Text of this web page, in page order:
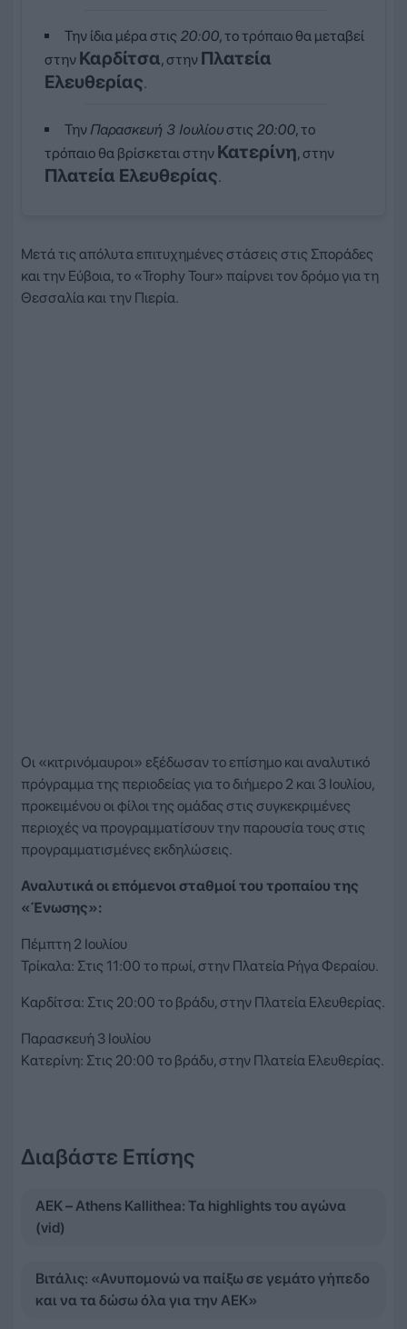
Την ίδια μέρα στις 20:00, το τρόπαιο θα μεταβεί
στην Καρδίτσα, στην Πλατεία
Ελευθερίας.
Την Παρασκευή 3 Ιουλίουστις 20:00, το
τρόπαιο θα βρίσκεται στην Κατερίνη, στην
Πλατεία Ελευθερίας.
Μετά τις απόλυτα επιτυχημένες στάσεις στις Σποράδες
και την Εύβοια, το «Trophy Tour» παίρνει τον δρόμο για τη
Θεσσαλία και την Πιερία.
Οι «κιτρινόμαυροι» εξέδωσαν το επίσημο και αναλυτικό
πρόγραμμα της περιοδείας για το διήμερο 2 και 3 Ιουλίου,
προκειμένου οι φίλοι της ομάδας στις συγκεκριμένες
περιοχές να προγραμματίσουν την παρουσία τους στις
προγραμματισμένες εκδηλώσεις.
Αναλυτικά οι επόμενοι σταθμοί του τροπαίου της
«Ένωσης»:
Πέμπτη 2 Ιουλίου
Τρίκαλα: Στις 11:00 το πρωί, στην Πλατεία Ρήγα Φεραίου.
Καρδίτσα: Στις 20:00 το βράδυ, στην Πλατεία Ελευθερίας.
Παρασκευή 3 Ιουλίου
Κατερίνη: Στις 20:00 το βράδυ, στην Πλατεία Ελευθερίας.
Διαβάστε Επίσης
ΑΕΚ – Athens Kallithea: Τα highlights του αγώνα
(vid)
Βιτάλις: «Ανυπομονώ να παίξω σε γεμάτο γήπεδο
και να τα δώσω όλα για την ΑΕΚ»